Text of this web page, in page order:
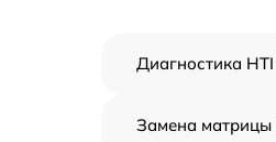
Диагностика
Замена матрицы